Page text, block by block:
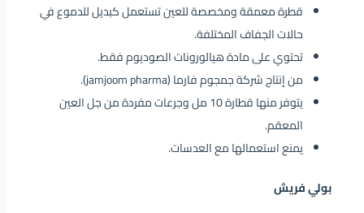
قطرة معمقة ومخصصة للعين تستعمل كبديل للدموع في
حالات الجفاف المختلفة.
تحتوي على مادة هيالورونات الصوديوم فقط.
من إنتاج شركة جمجوم فارما (jamjoom pharma).
يتوفر منها قطارة 10 مل وجرعات مفردة من جل العين
المعقم.
يمنع استعمالها مع العدسات.
بولي فريش